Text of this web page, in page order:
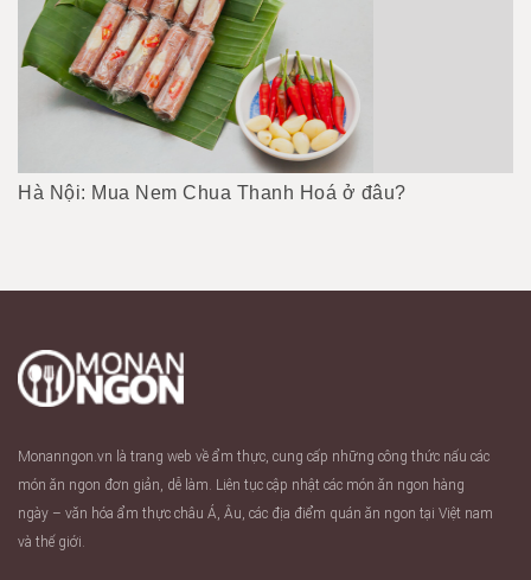
Hà Nội: Mua Nem Chua Thanh Hoá ở đâu?
Monanngon.vn là trang web về ẩm thực, cung cấp những công thức nấu các
món ăn ngon đơn giản, dễ làm. Liên tục cập nhật các món ăn ngon hàng
ngày – văn hóa ẩm thực châu Á, Âu, các địa điểm quán ăn ngon tại Việt nam
và thế giới.